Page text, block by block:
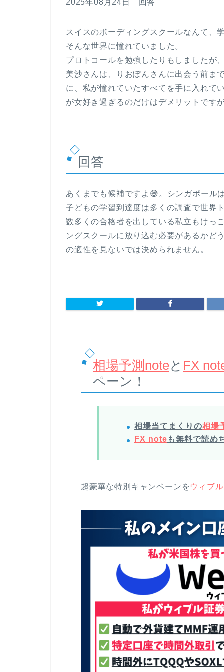
2025年08月24日 回答
スイスのボーディングスクールなんて、
そんな世界に憧れていました。
プロトコールを勉強したりもしましたが
美沙さんは、りおぽんさんに出会う前ま
に、私が憧れていたすべてを手に入れて
が女好き過ぎるのだけはデメリットです
回答
あくまでも候補ですよ😅。シンガポール
子どもの学習到達度は多くの調査で世界
数多くの合格者を出している私立もけっ
ングスクールに放り込む必要があるかど
の適性を見ないでは決められません。
相場予測noteと FX
ペーン！
相場当てまくりの相場
FX note も無料で読め
超豪華な特別キャンペーンを ウィブ